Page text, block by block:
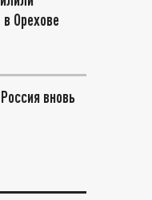
Орехове
вновь